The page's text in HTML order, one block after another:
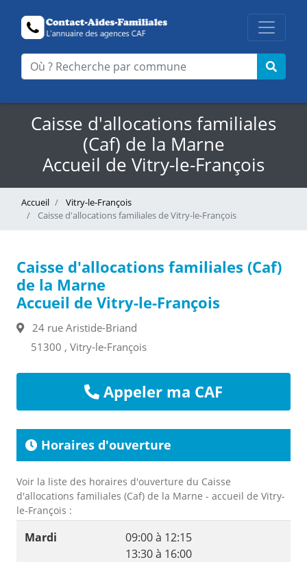
Caisse d'allocations familiales
(Caf) de la Marne
Accueil de Vitry-le-François
Accueil
Vitry-le-François
Caisse d'allocations familiales de Vitry-le-François
Caisse d'allocations familiales (Caf)
de la Marne
Accueil de Vitry-le-François
24 rue Aristide-Briand
51300 , Vitry-le-François
Appeler ma CAF
Horaires d'ouverture
Voir la liste des horaires d'ouverture du Caisse
d'allocations familiales (Caf) de la Marne - accueil de Vitry-
le-François :
Mardi
09:00 à 12:15
13:30 à 16:00